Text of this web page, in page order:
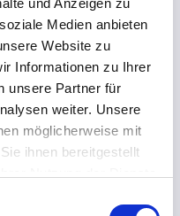
und Anzeigen zu
Medien anbieten
Website zu
Informationen zu Ihrer
unsere Partner für
weiter. Unsere
möglicherweise mit
ihnen bereitgestellt